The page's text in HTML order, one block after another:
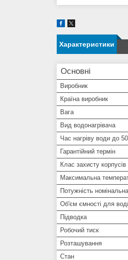
Характеристики
Основні
Виробник
Країна виробник
Вага
Вид водонагрівача
Час нагріву води до
Гарантійний термін
Клас захисту
Максимальна
Потужність номінальна
Об'єм ємності для
Підводка
Робочий тиск
Розташування
Стан